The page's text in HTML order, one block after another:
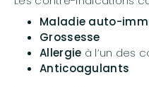
Maladie auto-
Grossesse
Allergie à l’un des
Anticoagulants